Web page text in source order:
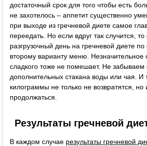
достаточный срок для того чтобы есть
не захотелось – аппетит существенно
при выходе из гречневой диете самое
переедать. Но если вдруг так случится,
разгрузочный день на гречневой диете
второму варианту меню. Незначительное
сладкого тоже не помешает. Не забываем
дополнительных стакана воды или чая. И
килограммы не только не возвратятся, но
продолжаться.
Результаты гречневой
В каждом случае результаты гречневой